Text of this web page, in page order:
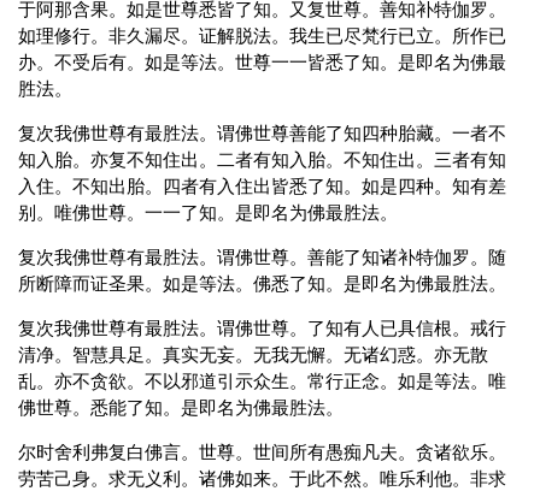
于阿那含果。如是世尊悉皆了知。又复世尊。善知补特伽罗。
如理修行。非久漏尽。证解脱法。我生已尽梵行已立。所作已
办。不受后有。如是等法。世尊一一皆悉了知。是即名为佛最
胜法。
复次我佛世尊有最胜法。谓佛世尊善能了知四种胎藏。一者不
知入胎。亦复不知住出。二者有知入胎。不知住出。三者有知
入住。不知出胎。四者有入住出皆悉了知。如是四种。知有差
别。唯佛世尊。一一了知。是即名为佛最胜法。
复次我佛世尊有最胜法。谓佛世尊。善能了知诸补特伽罗。随
所断障而证圣果。如是等法。佛悉了知。是即名为佛最胜法。
复次我佛世尊有最胜法。谓佛世尊。了知有人已具信根。戒行
清净。智慧具足。真实无妄。无我无懈。无诸幻惑。亦无散
乱。亦不贪欲。不以邪道引示众生。常行正念。如是等法。唯
佛世尊。悉能了知。是即名为佛最胜法。
尔时舍利弗复白佛言。世尊。世间所有愚痴凡夫。贪诸欲乐。
劳苦己身。求无义利。诸佛如来。于此不然。唯乐利他。非求